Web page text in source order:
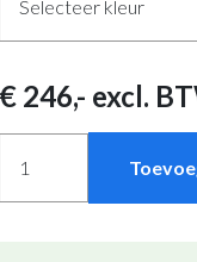
€ 246,- excl.